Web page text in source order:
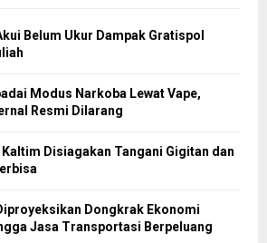
Belum Ukur Dampak Gratispol
Modus Narkoba Lewat Vape,
Resmi Dilarang
Disiagakan Tangani Gigitan dan
Dongkrak Ekonomi
Jasa Transportasi Berpeluang